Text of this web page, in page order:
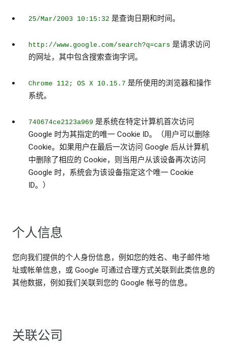
25/Mar/2003 10:15:32 是查询日期和时间。
http://www.google.com/search?q=cars 是请求访问
的网址，其中包含搜索查询字词。
Chrome 112; OS X 10.15.7 是所使用的浏览器和操作
系统。
740674ce2123a969 是系统在特定计算机首次访问
Google 时为其指定的唯一 Cookie ID。（用户可以删除
Cookie。如果用户在最后一次访问 Google 后从计算机
中删除了相应的 Cookie，则当用户从该设备再次访问
Google 时，系统会为该设备指定这个唯一 Cookie
ID。）
个人信息
您向我们提供的个人身份信息，例如您的姓名、电子邮件地
址或帐单信息，或 Google 可通过合理方式关联到此类信息的
其他数据，例如我们关联到您的 Google 帐号的信息。
关联公司